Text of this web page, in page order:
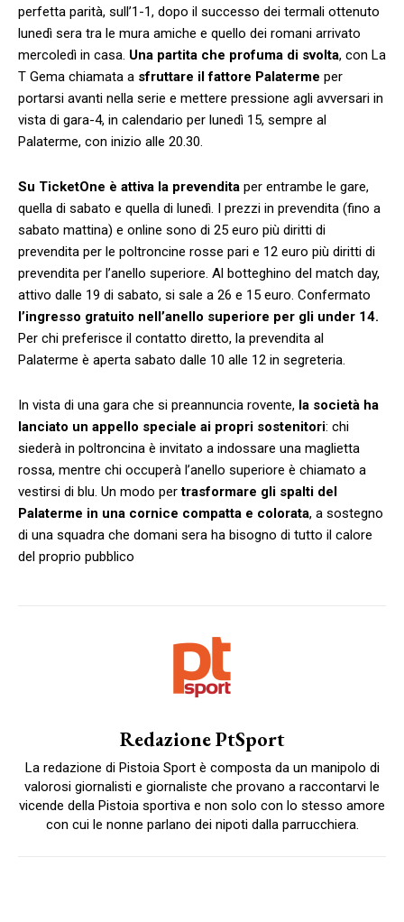
perfetta parità, sull’1-1, dopo il successo dei termali ottenuto
lunedì sera tra le mura amiche e quello dei romani arrivato
mercoledì in casa. Una partita che profuma di svolta, con La
T Gema chiamata a sfruttare il fattore Palaterme per
portarsi avanti nella serie e mettere pressione agli avversari in
vista di gara-4, in calendario per lunedì 15, sempre al
Palaterme, con inizio alle 20.30.
Su TicketOne è attiva la prevendita per entrambe le gare,
quella di sabato e quella di lunedì. I prezzi in prevendita (fino a
sabato mattina) e online sono di 25 euro più diritti di
prevendita per le poltroncine rosse pari e 12 euro più diritti di
prevendita per l’anello superiore. Al botteghino del match day,
attivo dalle 19 di sabato, si sale a 26 e 15 euro. Confermato
l’ingresso gratuito nell’anello superiore per gli under 14.
Per chi preferisce il contatto diretto, la prevendita al
Palaterme è aperta sabato dalle 10 alle 12 in segreteria.
In vista di una gara che si preannuncia rovente, la società ha
lanciato un appello speciale ai propri sostenitori: chi
siederà in poltroncina è invitato a indossare una maglietta
rossa, mentre chi occuperà l’anello superiore è chiamato a
vestirsi di blu. Un modo pertrasformare gli spalti del
Palaterme in una cornice compatta e colorata, a sostegno
di una squadra che domani sera ha bisogno di tutto il calore
del proprio pubblico
Redazione PtSport
La redazione di Pistoia Sport è composta da un manipolo di
valorosi giornalisti e giornaliste che provano a raccontarvi le
vicende della Pistoia sportiva e non solo con lo stesso amore
con cui le nonne parlano dei nipoti dalla parrucchiera.